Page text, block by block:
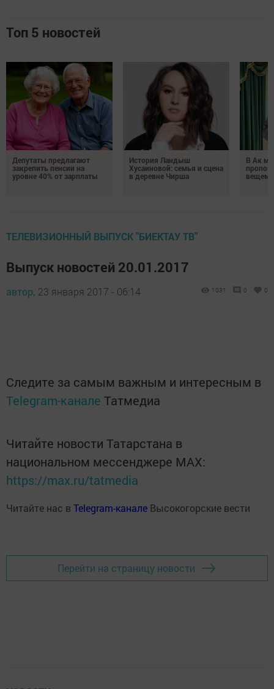
Топ 5 новостей
Депутаты предлагают
закрепить пенсии на
уровне 40% от зарплаты
История Ландыш
Хусаиновой: семья и сцена
в деревне Чирша
В Ак
вещем
ТЕЛЕВИЗИОННЫЙ ВЫПУСК "БИЕКТАУ ТВ"
Выпуск новостей 20.01.2017
автор, 23 января 2017 - 06:14 1031 0 0
Следите за самым важным и интересным в
Telegram-канале Татмедиа
Читайте новости Татарстана в
национальном мессенджере MАХ:
https://max.ru/tatmedia
Читайте нас в Telegram-канале Высокогорские вести
Перейти на страницу новости